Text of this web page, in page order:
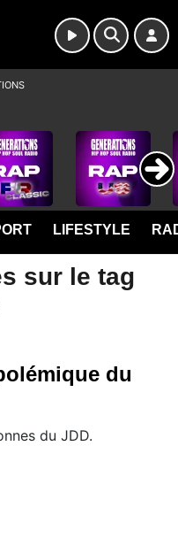
LIFESTYLE
sur le tag
du
du JDD.